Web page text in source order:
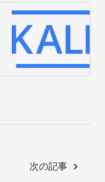
次の記事